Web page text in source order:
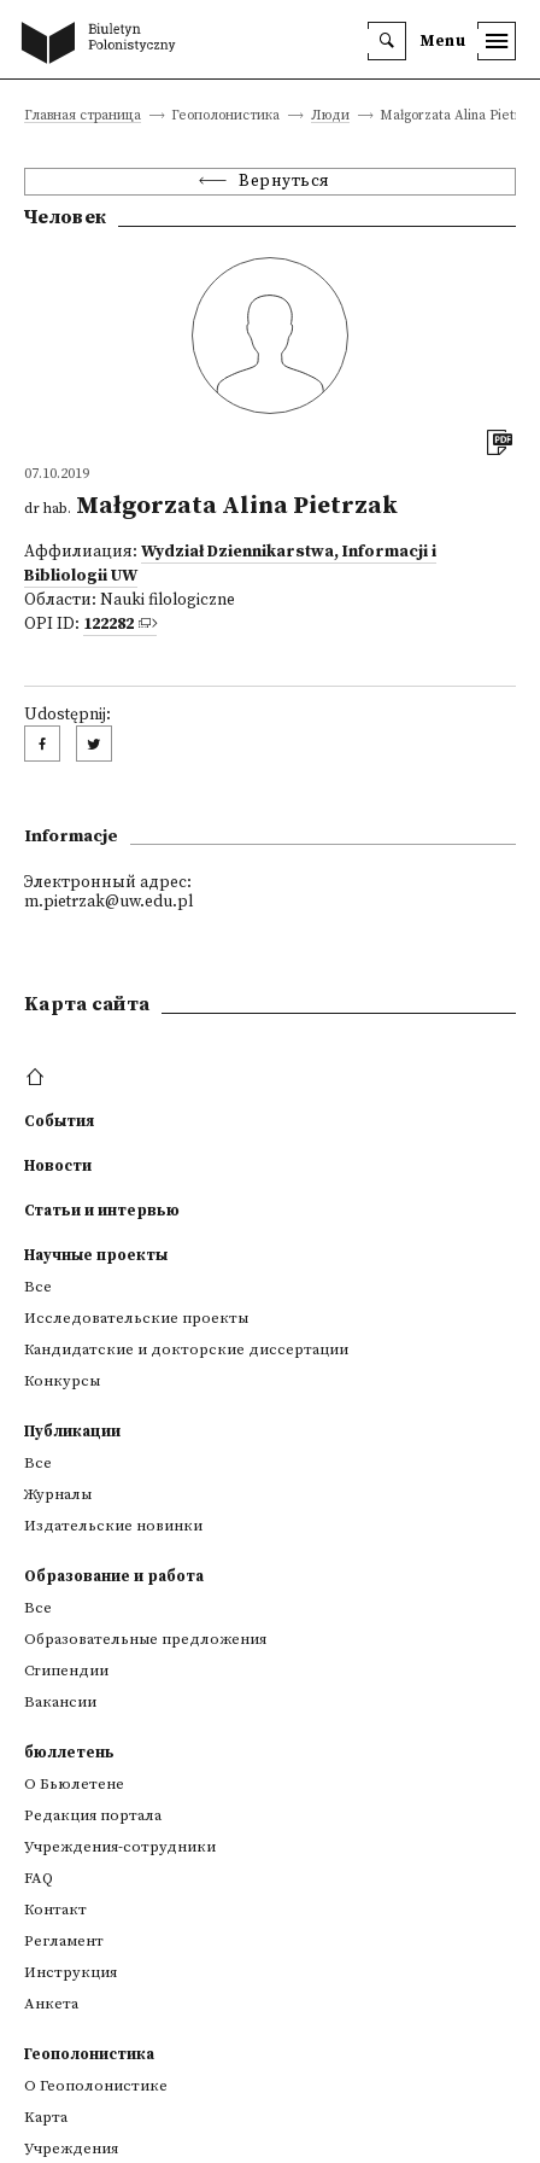
Menu
Главная страница Геополонистика Люди Małgorzata Alina
Вернуться
Человек
07.10.2019
dr hab. Małgorzata Alina Pietrzak
Аффилиация: Wydział Dziennikarstwa, Informacji i
Bibliologii UW
Области: Nauki filologiczne
OPI ID: 122282
Udostępnij:
Informacje
Электронный адрес:
m.pietrzak@uw.edu.pl
Kарта сайта
События
Новости
Статьи и интервью
Научные проекты
Все
Исследовательские проекты
Кандидатские и докторские диссертации
Конкурсы
Публикации
Все
Журналы
Издательские новинки
Образование и работа
Все
Образовательные предложения
Стипендии
Вакансии
бюллетень
О Бьюлетене
Редакция портала
Учреждения-сотрудники
FAQ
Контакт
Регламент
Инструкция
Анкета
Геополонистика
О Геополонистике
Kарта
Учреждения